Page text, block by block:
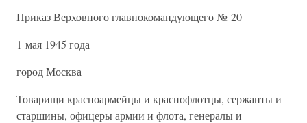
Приказ Верховного главнокомандующего № 20
1 мая 1945 года
город Москва
Товарищи красноармейцы и краснофлотцы, сержанты и
старшины, офицеры армии и флота, генералы и